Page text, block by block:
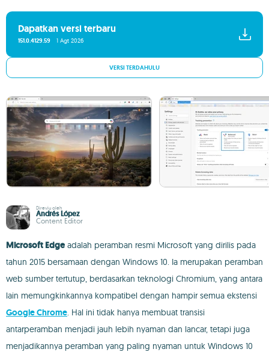
Dapatkan versi terbaru
151.0.4129.59 1 Agt 2026
VERSI TERDAHULU
Direviu oleh
Andrés López
Content Editor
Microsoft Edge adalah peramban resmi Microsoft yang dirilis pada
tahun 2015 bersamaan dengan Windows 10. Ia merupakan peramban
web sumber tertutup, berdasarkan teknologi Chromium, yang antara
lain memungkinkannya kompatibel dengan hampir semua ekstensi
Google Chrome. Hal ini tidak hanya membuat transisi
antarperamban menjadi jauh lebih nyaman dan lancar, tetapi juga
menjadikannya peramban yang paling nyaman untuk Windows 10